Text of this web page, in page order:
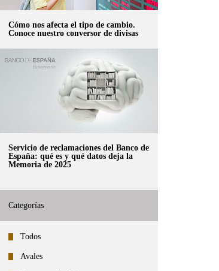
Cómo nos afecta el tipo de cambio.
Conoce nuestro conversor de divisas
Servicio de reclamaciones del Banco de
España: qué es y qué datos deja la
Memoria de 2025
Categorías
Todos
Avales